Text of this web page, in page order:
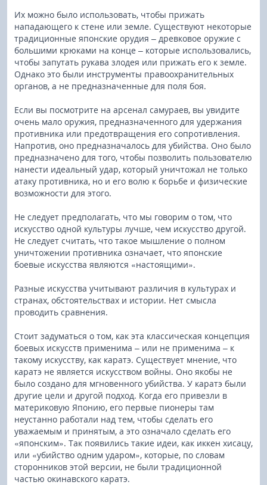
Их можно было использовать, чтобы прижать
нападающего к стене или земле. Существуют некоторые
традиционные японские орудия – древковое оружие с
большими крюками на конце – которые использовались,
чтобы запутать рукава злодея или прижать его к земле.
Однако это были инструменты правоохранительных
органов, а не предназначенные для поля боя.
Если вы посмотрите на арсенал самураев, вы увидите
очень мало оружия, предназначенного для удержания
противника или предотвращения его сопротивления.
Напротив, оно предназначалось для убийства. Оно было
предназначено для того, чтобы позволить пользователю
нанести идеальный удар, который уничтожал не только
атаку противника, но и его волю к борьбе и физические
возможности для этого.
Не следует предполагать, что мы говорим о том, что
искусство одной культуры лучше, чем искусство другой.
Не следует считать, что такое мышление о полном
уничтожении противника означает, что японские
боевые искусства являются «настоящими».
Разные искусства учитывают различия в культурах и
странах, обстоятельствах и истории. Нет смысла
проводить сравнения.
Стоит задуматься о том, как эта классическая концепция
боевых искусств применима – или не применима – к
такому искусству, как каратэ. Существует мнение, что
каратэ не является искусством войны. Оно якобы не
было создано для мгновенного убийства. У каратэ были
другие цели и другой подход. Когда его привезли в
материковую Японию, его первые пионеры там
неустанно работали над тем, чтобы сделать его
уважаемым и принятым, а это означало сделать его
«японским». Так появились такие идеи, как иккен хисацу,
или «убийство одним ударом», которые, по словам
сторонников этой версии, не были традиционной
частью окинавского каратэ.